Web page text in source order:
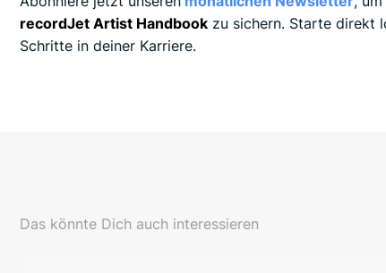
recordJet Artist Handbook zu sichern. Starte direkt
Schritte in deiner Karriere.
Das könnte Dich auch interessieren